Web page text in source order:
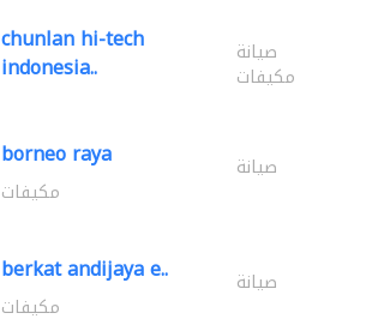
chunlan hi-tech
indonesia.. صيانة
مكيفات
borneo raya صيانة
مكيفات
berkat andijaya e.. صيانة
مكيفات